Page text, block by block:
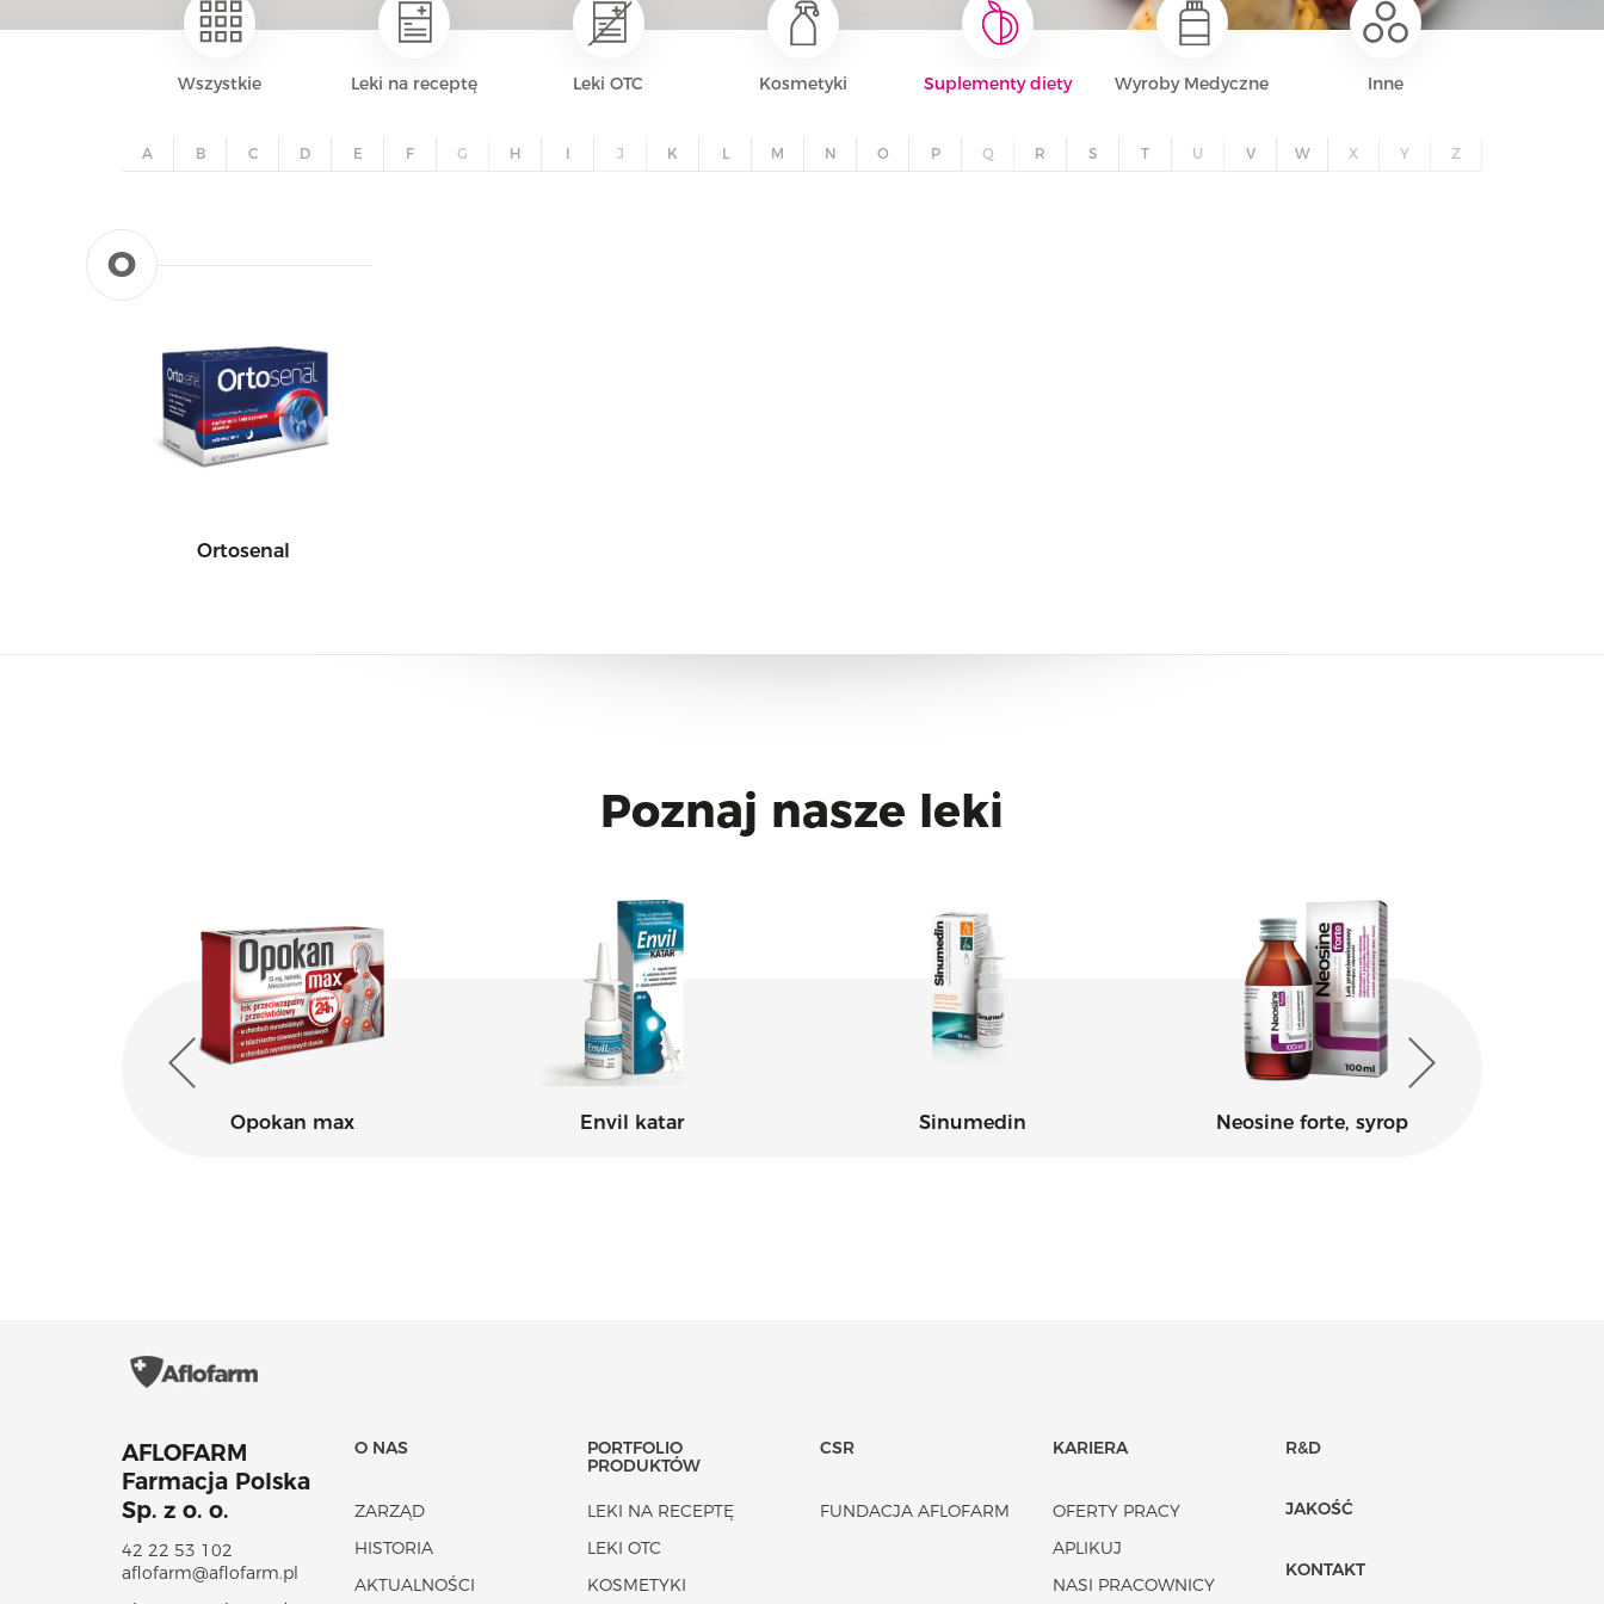
Wszystkie Leki na receptę Leki OTC Kosmetyki Suplementy diety Wyroby Medyczne Inne
A B C D E F G H I J K L M N O P Q R S T U V W X Y Z
O
Ortosenal
Poznaj nasze leki
Opokan max Envil katar Sinumedin Neosine forte, syrop
AFLOFARM
Farmacja Polska
Sp. z o. o.
42 22 53 102
aflofarm@aflofarm.pl
O NAS
ZARZĄD
HISTORIA
AKTUALNOŚCI
PORTFOLIO
PRODUKTÓW
LEKI NA RECEPTĘ
LEKI OTC
KOSMETYKI
CSR
FUNDACJA AFLOFARM
KARIERA
OFERTY PRACY
APLIKUJ
NASI PRACOWNICY
R&D
JAKOŚĆ
KONTAKT